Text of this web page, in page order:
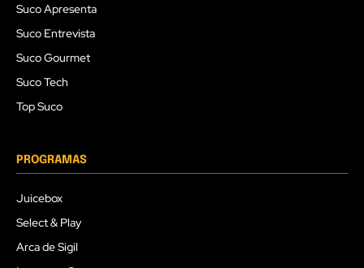
Suco Apresenta
Suco Entrevista
Suco Gourmet
Suco Tech
Top Suco
PROGRAMAS
Juicebox
Select & Play
Arca de Sigil